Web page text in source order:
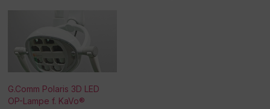
G.Comm Polaris 3D LED
OP-Lampe f. KaVo®